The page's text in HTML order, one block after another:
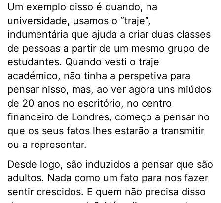
Um exemplo disso é quando, na
universidade, usamos o “traje”,
indumentária que ajuda a criar duas classes
de pessoas a partir de um mesmo grupo de
estudantes. Quando vesti o traje
académico, não tinha a perspetiva para
pensar nisso, mas, ao ver agora uns miúdos
de 20 anos no escritório, no centro
financeiro de Londres, começo a pensar no
que os seus fatos lhes estarão a transmitir
ou a representar.
Desde logo, são induzidos a pensar que são
adultos. Nada como um fato para nos fazer
sentir crescidos. E quem não precisa disso